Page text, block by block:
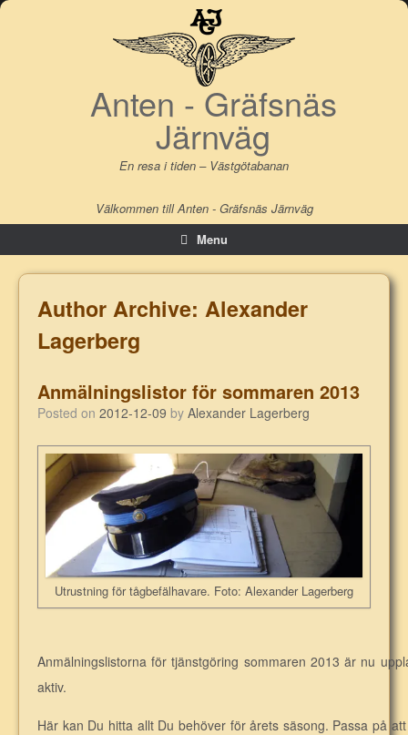
Skip
Anten - Gräfsnäs
Järnväg
En resa i tiden – Västgötabanan
Välkommen till Anten - Gräfsnäs Järnväg
Menu
Author Archive: Alexander
Lagerberg
Anmälningslistor för sommaren 2013
Posted on 2012-12-09 by Alexander Lagerberg
Utrustning för tågbefälhavare. Foto: Alexander Lagerberg
Anmälningslistorna för tjänstgöring sommaren 2013 är nu
aktiv.
Här kan Du hitta allt Du behöver för årets säsong. Passa på